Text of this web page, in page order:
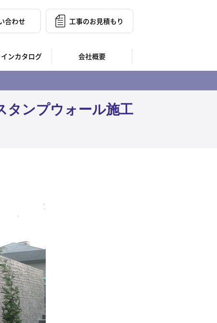
合わせ 工事のお見積もり
ンカタログ 会社概要
タンプウォール施工